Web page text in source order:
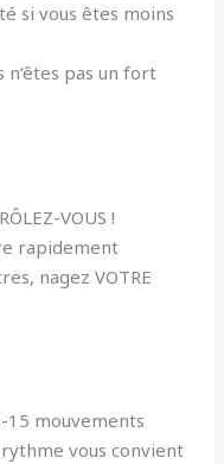
si vous êtes moins
pas un fort
VOUS !
rapidement
nagez VOTRE
15 mouvements
vous convient